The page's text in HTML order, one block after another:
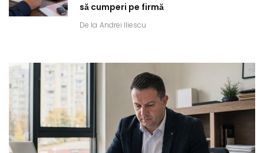
să cumperi pe firmă
De la Andrei Iliescu